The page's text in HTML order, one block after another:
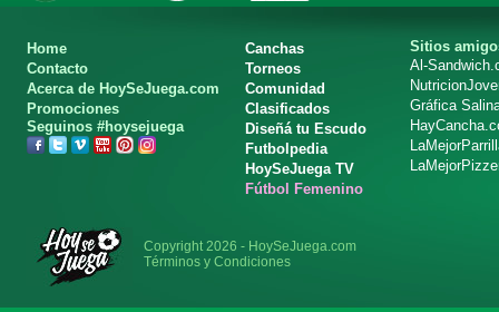
Home
Contacto
Acerca de HoySeJuega.com
Promociones
Seguinos #hoysejuega
Canchas
Torneos
Comunidad
Clasificados
Diseñá tu Escudo
Futbolpedia
HoySeJuega TV
Fútbol Femenino
Sitios
Al-
Gráfica
Copyright 2026 - HoySeJuega.com
Términos y Condiciones